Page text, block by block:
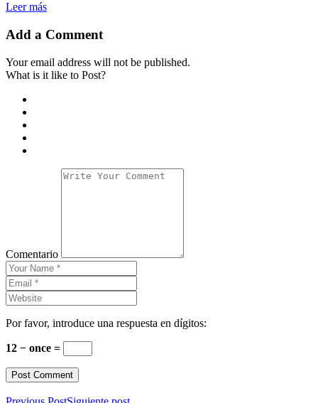
Leer más
Add a Comment
Your email address will not be published.
What is it like to Post?
Comentario
Por favor, introduce una respuesta en dígitos:
12 − once =